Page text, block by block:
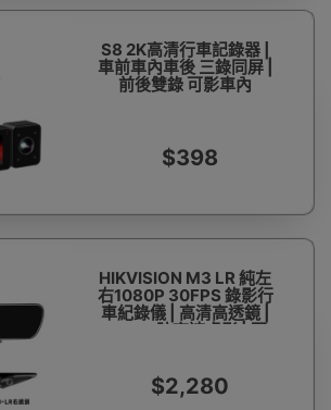
S8 2K高清行車記錄器 |
車前車內車後 三錄同屏 |
前後雙錄 可影車內
$398
HIKVISION M3 LR 純左
右1080P 30FPS 錄影行
車紀錄儀 | 高清高透鏡 |
30FPS防高速虛影 | 兩
$2,280